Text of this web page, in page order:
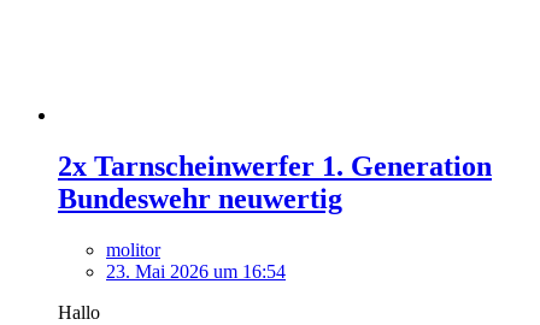
2x Tarnscheinwerfer 1. Generation
Bundeswehr neuwertig
molitor
23. Mai 2026 um 16:54
Hallo